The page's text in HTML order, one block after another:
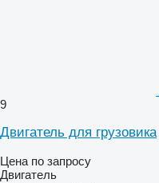
9
Двигатель для грузовика
Цена по запросу
Двигатель